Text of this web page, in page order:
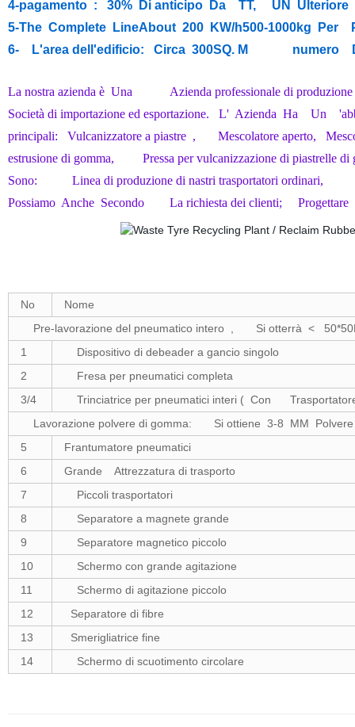
4-pagamento : 30% Di anticipo Da TT, UN Ulteriore
5-The Complete LineAbout200KW/h500-1000kg Per
6- L'area dell'edificio: Circa 300SQ. M numero
La nostra azienda è Una Azienda professionale di
Società di importazione ed esportazione. L' Azienda Ha Un
principali: Vulcanizzatore a piastre , Mescolatore aperto,
estrusione di gomma, Pressa per vulcanizzazione di piastrelle
Sono: Linea di produzione di nastri trasportatori ordinari,
Possiamo Anche Secondo La richiesta dei clienti;
No
Nome
Pre-lavorazione del pneumatico intero , Si otterrà <
1
Dispositivo di debeader a gancio singolo
2
Fresa per pneumatici completa
3/4
Trinciatrice per pneumatici interi ( Con
Lavorazione polvere di gomma: Si ottiene 3-8 MM
5
Frantumatore pneumatici
6
Grande Attrezzatura di trasporto
7
Piccoli trasportatori
8
Separatore a magnete grande
9
Separatore magnetico piccolo
10
Schermo con grande agitazione
11
Schermo di agitazione piccolo
12
Separatore di fibre
13
Smerigliatrice fine
14
Schermo di scuotimento circolare